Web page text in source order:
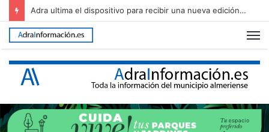
Adra regula el uso del Cerro de Montecristo para garantizar su conservación